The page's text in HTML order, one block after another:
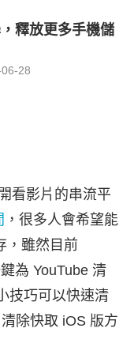
釋放更多手機儲
28
看影片的串流平
，很多人會希望能
，雖然目前
為 YouTube 清
技巧可以快速清
除快取 iOS 版方